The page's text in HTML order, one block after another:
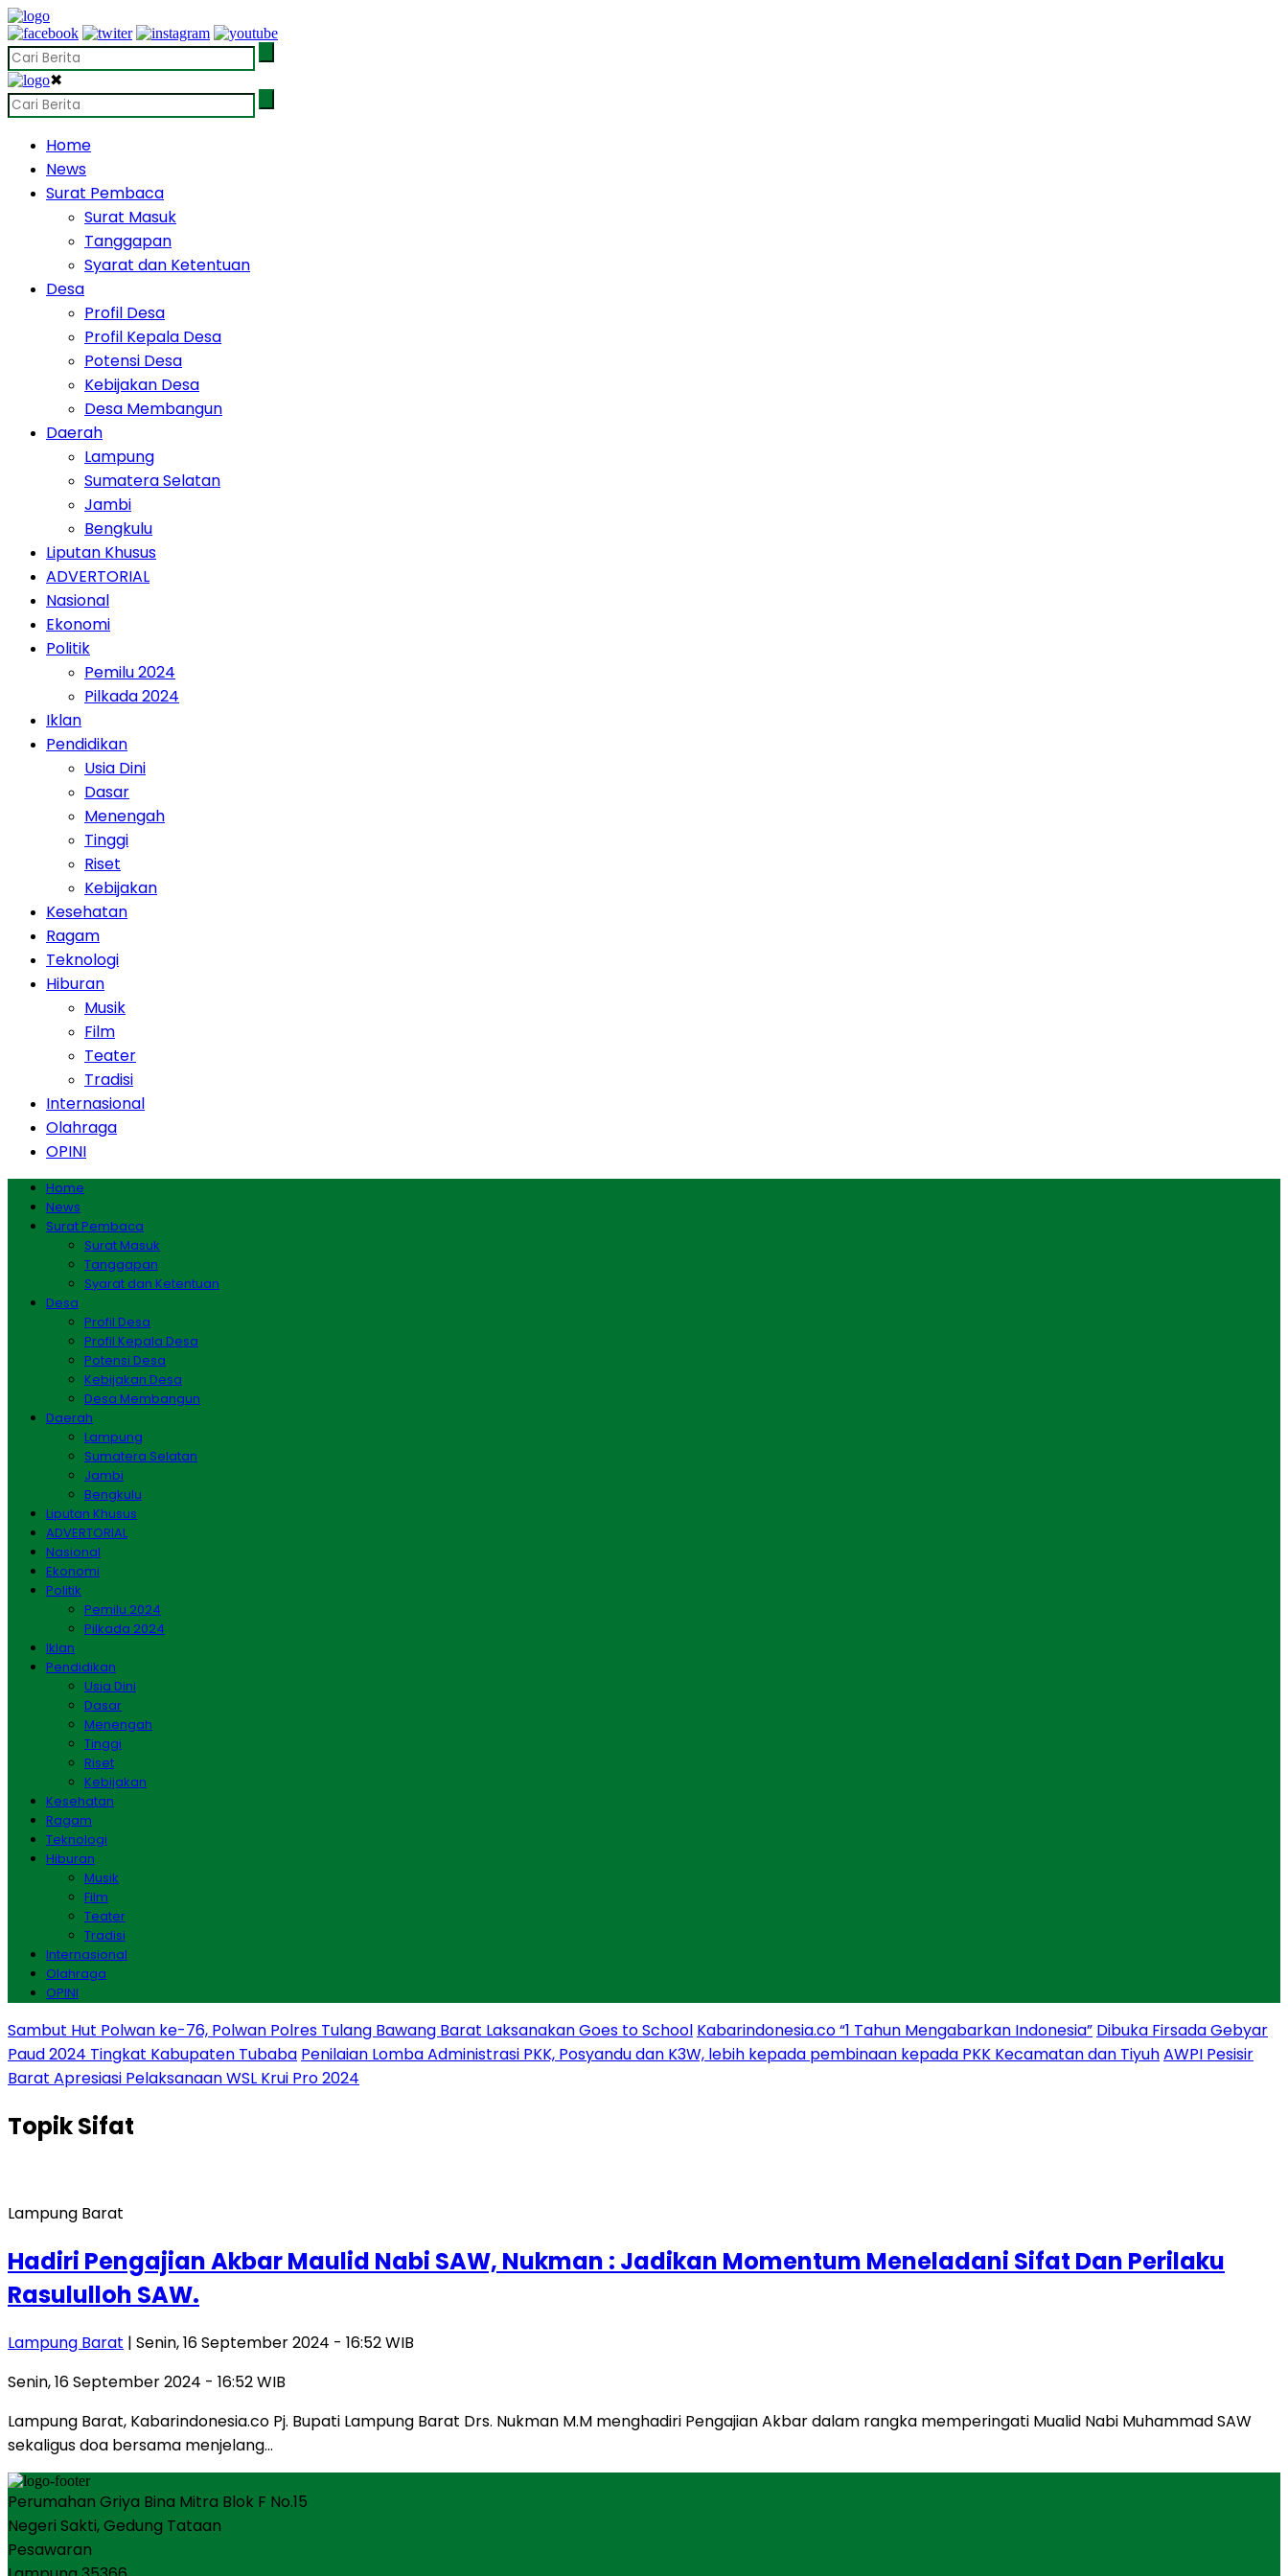
✖
Home
News
Surat Pembaca
Surat Masuk
Tanggapan
Syarat dan Ketentuan
Desa
Profil Desa
Profil Kepala Desa
Potensi Desa
Kebijakan Desa
Desa Membangun
Daerah
Lampung
Sumatera Selatan
Jambi
Bengkulu
Liputan Khusus
ADVERTORIAL
Nasional
Ekonomi
Politik
Pemilu 2024
Pilkada 2024
Iklan
Pendidikan
Usia Dini
Dasar
Menengah
Tinggi
Riset
Kebijakan
Kesehatan
Ragam
Teknologi
Hiburan
Musik
Film
Teater
Tradisi
Internasional
Olahraga
OPINI
Home
News
Surat Pembaca
Surat Masuk
Tanggapan
Syarat dan Ketentuan
Desa
Profil Desa
Profil Kepala Desa
Potensi Desa
Kebijakan Desa
Desa Membangun
Daerah
Lampung
Sumatera Selatan
Jambi
Bengkulu
Liputan Khusus
ADVERTORIAL
Nasional
Ekonomi
Politik
Pemilu 2024
Pilkada 2024
Iklan
Pendidikan
Usia Dini
Dasar
Menengah
Tinggi
Riset
Kebijakan
Kesehatan
Ragam
Teknologi
Hiburan
Musik
Film
Teater
Tradisi
Internasional
Olahraga
OPINI
Sambut Hut Polwan ke-76, Polwan Polres Tulang Bawang Barat Laksanakan Goes to School Kabarindonesia.co “1 Tahun Mengabarkan Indonesia” Dibuka Firsada Gebyar
Paud 2024 Tingkat Kabupaten Tubaba Penilaian Lomba Administrasi PKK, Posyandu dan K3W, lebih kepada pembinaan kepada PKK Kecamatan dan TiyuhAWPI Pesisir
Barat Apresiasi Pelaksanaan WSL Krui Pro 2024
TopikSifat
Lampung Barat
Hadiri Pengajian Akbar Maulid Nabi SAW, Nukman : Jadikan Momentum Meneladani Sifat Dan Perilaku
Rasululloh SAW.
Lampung Barat | Senin, 16 September 2024 - 16:52 WIB
Senin, 16 September 2024 - 16:52 WIB
Lampung Barat, Kabarindonesia.co Pj. Bupati Lampung Barat Drs. Nukman M.M menghadiri Pengajian Akbar dalam rangka memperingati Mualid Nabi Muhammad SAW
sekaligus doa bersama menjelang…
Perumahan Griya Bina Mitra Blok F No.15
Negeri Sakti, Gedung Tataan
Pesawaran